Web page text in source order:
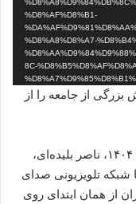
%D8%AF%D8%B1-
%D8%A8%D8%A7-
8C-
از جامعه را از
حزب مردم بلوچستان/ روز شنبه ۲۳ اسفند ۱۴۰۴، ناصر بلیده‌ای،
تلویزیونی صدای
از همان ابتدای روی